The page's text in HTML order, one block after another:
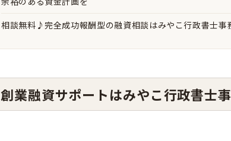
相談無料♪完全成功報酬型の融資相談はみやこ行政書士事
創業融資サポートはみやこ行政書士